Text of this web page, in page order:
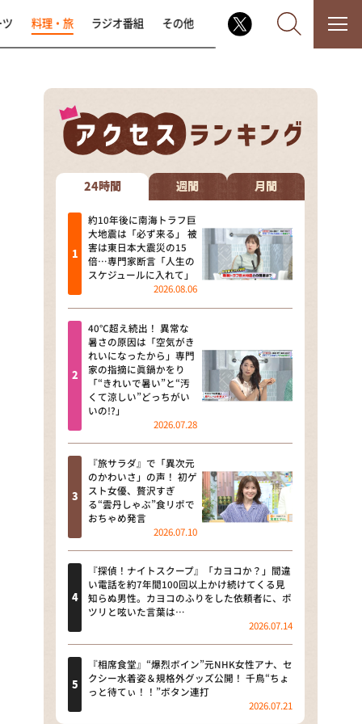
なるみ・岡村の過ぎるTV
相席食堂
これ余談なんですけど・・・
～人生密着トークバラエティ！
～ やすとものいたって真剣です
探偵！ナイトスクープ
news おかえり
河合＆A.B.C-Z塚田×福井アナ
「なんでやねん！？」（news お
かえり）
DAIGOも台所 ～きょうの献立 何
にする？～
本日はダイアンなり！シーズン２
朝だ！生です旅サラダ
教えて！ニュースライブ 正義の
ミカタ
ＬＩＦＥ～夢のカタチ～
新婚さんいらっしゃい！
ポツンと一軒家
ザキ山小屋本館
料理・旅 ラジオ番組 その他
24時間 週間 月間
約10年後に南海トラフ巨
大地震は「必ず来る」 被
害は東日本大震災の15
倍…専門家断言「人生の
スケジュールに入れて」
2026.08.06
40℃超え続出！ 異常な
暑さの原因は「空気がき
れいになったから」専門
家の指摘に眞鍋かをり
「“きれいで暑い”と“汚
くて涼しい”どっちがい
いの!?」
2026.07.28
『旅サラダ』で「異次元
のかわいさ」の声！ 初ゲ
スト女優、贅沢すぎ
る“雲丹しゃぶ”食リポで
おちゃめ発言
2026.07.10
『探偵！ナイトスクープ』「カヨコか？」間違
い電話を約7年間100回以上かけ続けてくる見
知らぬ男性。カヨコのふりをした依頼者に、ポ
ツリと呟いた言葉は…
2026.07.14
『相席食堂』“爆烈ボイン”元NHK女性アナ、セ
クシー水着姿＆規格外グッズ公開！ 千鳥“ちょ
っと待てぃ！！”ボタン連打
2026.07.21